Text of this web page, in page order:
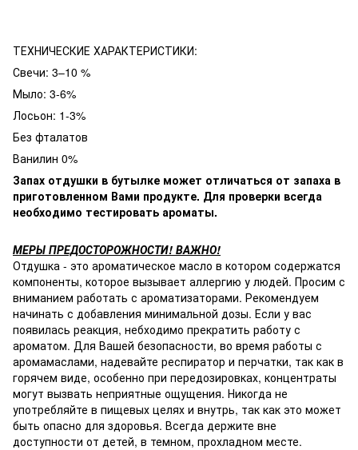
ТЕХНИЧЕСКИЕ ХАРАКТЕРИСТИКИ:
Свечи: 3–10 %
Мыло: 3-6%
Лосьон: 1-3%
Без фталатов
Ванилин 0%
Запах отдушки в бутылке может отличаться от запаха в
приготовленном Вами продукте. Для проверки всегда
необходимо тестировать ароматы.
МЕРЫ ПРЕДОСТОРОЖНОСТИ! ВАЖНО!
Отдушка - это ароматическое масло в котором содержатся
компоненты, которое вызывает аллергию у людей. Просим с
вниманием работать с ароматизаторами. Рекомендуем
начинать с добавления минимальной дозы. Если у вас
появилась реакция, небходимо прекратить работу с
ароматом. Для Вашей безопасности, во время работы с
аромамаслами, надевайте респиратор и перчатки, так как в
горячем виде, особенно при передозировках, концентраты
могут вызвать неприятные ощущения. Никогда не
употребляйте в пищевых целях и внутрь, так как это может
быть опасно для здоровья. Всегда держите вне
доступности от детей, в темном, прохладном месте.